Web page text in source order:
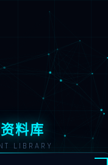
料库
LIBRARY